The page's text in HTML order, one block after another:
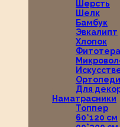
Шерсть
Шелк
Бамбук
Эвкалипт
Хлопок
Для
Наматрасники
Топпер
60*120 см